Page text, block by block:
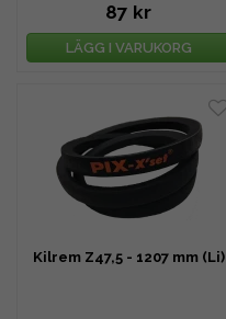
87 kr
LÄGG I VARUKORG
Kilrem Z47,5 - 1207 mm (Li)